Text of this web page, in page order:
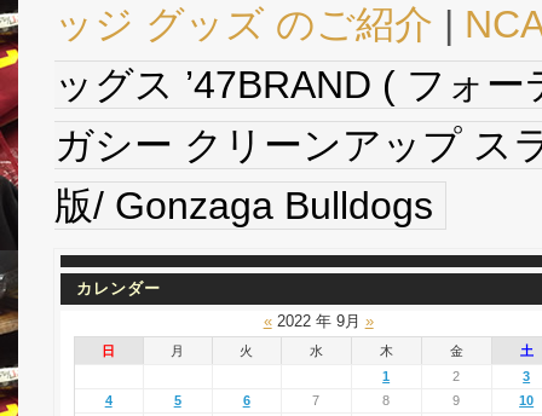
ッジ グッズ のご紹介 |
ッグス ’47BRAND ( フォ
ガシー クリーンアップ ス
版/ Gonzaga Bulldogs
カレンダー
«2022 年 9月 »
日 月 火 水 木 金
土
1
2
3
4
5 6 7 8 9
10